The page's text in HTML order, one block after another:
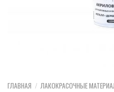
ГЛАВНАЯ / ЛАКОКРАСОЧНЫЕ